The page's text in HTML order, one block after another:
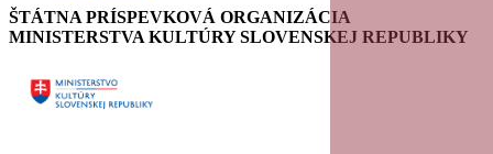
ŠTÁTNA PRÍSPEVKOVÁ ORGANIZÁCIA
MINISTERSTVA KULTÚRY SLOVENSKEJ REPUBLIKY